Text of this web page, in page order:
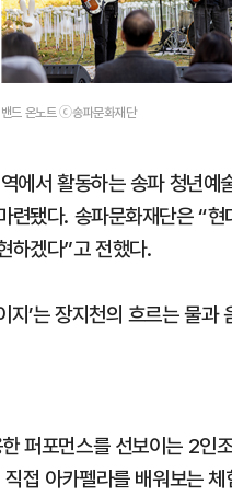
밴드 온노트 ⓒ송파문화재단
에서 활동하는 송파 청년
련됐다. 송파문화재단은 “
하겠다”고 전했다.
지’는 장지천의 흐르는 물
퍼포먼스를 선보이는 2
접 아카펠라를 배워보는